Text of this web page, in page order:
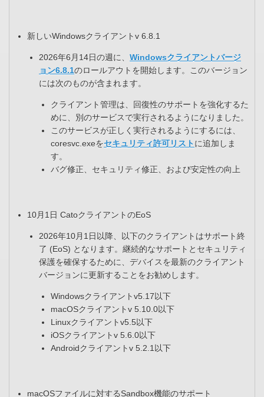
新しいWindowsクライアントv 6.8.1
2026年6月14日の週に、 Windowsクライアントバージ
ョン6.8.1のロールアウトを開始します。このバージョン
には次のものが含まれます。​
クライアント管理は、回復性のサポートを強化するた
めに、別のサービスで実行されるようになりました。​
このサービスが正しく実行されるようにするには、
coresvc.exeをセキュリティ許可リストに追加しま
す。​
バグ修正、セキュリティ修正、および安定性の向上
10月1日 CatoクライアントのEoS
2026年10月1日以降、以下のクライアントはサポート終
了 (EoS) となります。継続的なサポートとセキュリティ
保護を確保するために、デバイスを最新のクライアント
バージョンに更新することをお勧めします。​
Windowsクライアントv5.17以下​
macOSクライアントv 5.10.0以下​
Linuxクライアントv5.5以下​
iOSクライアントv 5.6.0以下​
Androidクライアントv 5.2.1以下​
macOSファイルに対するSandbox機能のサポート